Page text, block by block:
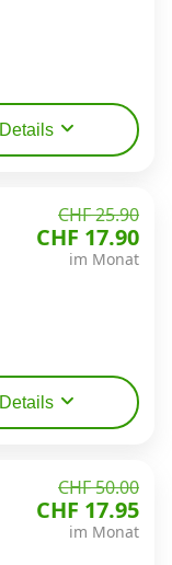
Details
CHF 25.90
CHF 17.90
im Monat
Details
CHF 50.00
CHF 17.95
im Monat